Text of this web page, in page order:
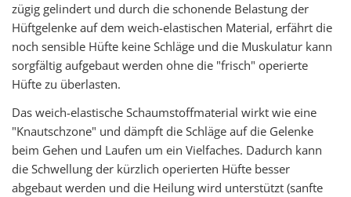
zügig gelindert und durch die schonende Belastung der
Hüftgelenke auf dem weich-elastischen Material, erfährt die
noch sensible Hüfte keine Schläge und die Muskulatur kann
sorgfältig aufgebaut werden ohne die "frisch" operierte
Hüfte zu überlasten.
Das weich-elastische Schaumstoffmaterial wirkt wie eine
"Knautschzone" und dämpft die Schläge auf die Gelenke
beim Gehen und Laufen um ein Vielfaches. Dadurch kann
die Schwellung der kürzlich operierten Hüfte besser
abgebaut werden und die Heilung wird unterstützt (sanfte